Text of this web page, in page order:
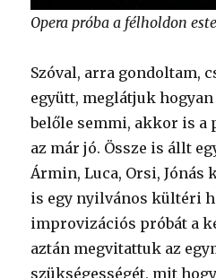
Opera próba a félholdon este
Szóval, arra gondoltam,
együtt, meglátjuk
belőle semmi, akkor is a
az már jó. Össze is állt
Ármin, Luca, Orsi, Jónás
is egy nyilvános kültéri
improvizációs próbát a
aztán megvitattuk az
szükségességét, mit